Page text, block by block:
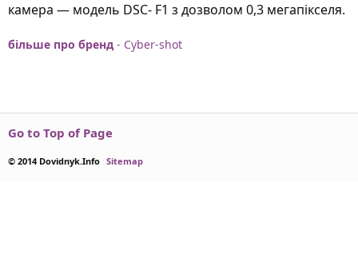
камера — модель DSC- F1 з дозволом 0,3 мегапікселя.
більше про бренд - Cyber-shot
Go to Top of Page
© 2014 Dovidnyk.Info Sitemap